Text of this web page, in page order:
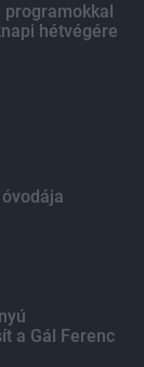
programokkal
hétvégére
a Gál Ferenc